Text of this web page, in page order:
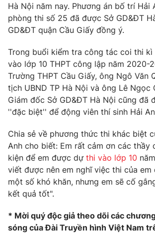
Liên hệ tòa soạn English
THỜI BÁO VTV
Theo dõi báo trên
Cơ quan chủ quản:Đài Truyền hình Việt
Cơ quan báo chí:
Thời báo VTV
Giấy phép hoạt động báo in và báo điện tử
cấp ngày 29/12/2023
Tổng Biên tập:
Nguyễn Trọng Ninh
Tổng đài VTV:024.38 355 931 - 024.38 355
Hà Nội năm nay. Phương án bố trí Hải
phòng thi số 25 đã được Sở GD&ĐT
GD&ĐT quận Cầu Giấy đồng ý.
Trong buổi kiểm tra công tác coi thi kì
vào lớp 10 THPT công lập năm 2020-
Trường THPT Cầu Giấy, ông Ngô Văn
tịch UBND TP Hà Nội và ông Lê Ngọc
Giám đốc Sở GD&ĐT Hà Nội cũng đã
''đặc biệt'' để động viên thí sinh Hải
Chia sẻ về phương thức thi khác biệt
Anh cho biết: Em rất cảm ơn các thầy
kiện để em được dự thi vào lớp 10
viết được nên em nghĩ việc thi của em
một số khó khăn, nhưng em sẽ cố
kết quả tốt".
* Mời quý độc giả theo dõi các
sóng của Đài Truyền hình Việt Nam